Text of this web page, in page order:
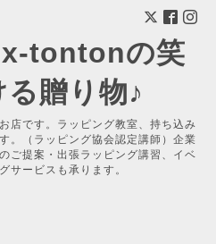
tontonの笑
贈り物♪
店です。ラッピング教室、持ち込み
。（ラッピング協会認定講師）企業
ご提案・出張ラッピング講習、イベ
サービスも承ります。